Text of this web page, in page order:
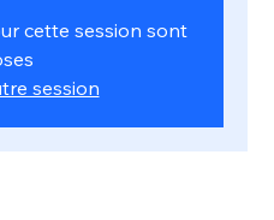
cette session sont
session